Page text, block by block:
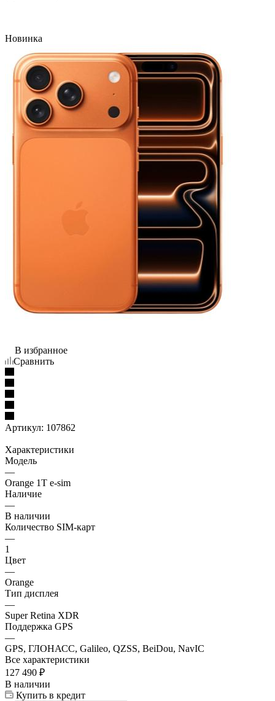
Новинка
В избранное
Сравнить
Артикул: 107862
Характеристики
Модель
—
Orange 1T e-sim
Наличие
—
В наличии
Количество SIM-карт
—
1
Цвет
—
Orange
Тип дисплея
—
Super Retina XDR
Поддержка GPS
—
GPS, ГЛОНАСС, Galileo, QZSS, BeiDou, NavIC
Все характеристики
127 490 ₽
В наличии
Купить в кредит